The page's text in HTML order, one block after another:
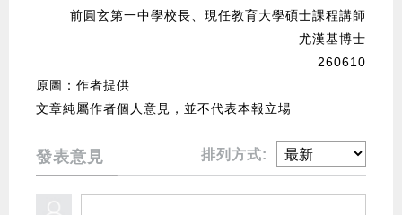
前圓玄第一中學校長、現任教育大學碩士課程講師
尤漢基博士
260610
原圖：作者提供
文章純屬作者個人意見，並不代表本報立場
發表意見 排列方式: